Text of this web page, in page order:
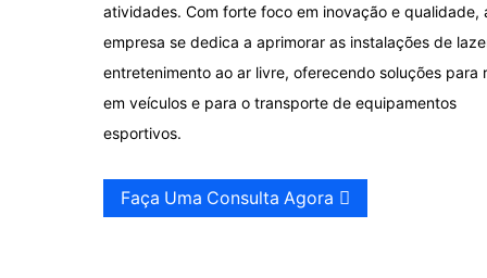
atividades. Com forte foco em inovação e qualidade,
empresa se dedica a aprimorar as instalações de
entretenimento ao ar livre, oferecendo soluções para
em veículos e para o transporte de equipamentos
esportivos.
Faça Uma Consulta Agora